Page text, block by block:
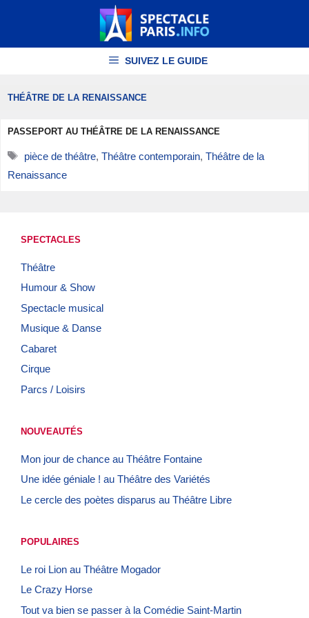
SUIVEZ LE GUIDE
THÉÂTRE DE LA RENAISSANCE
PASSEPORT AU THÉÂTRE DE LA RENAISSANCE
Étiquettes
pièce de théâtre, Théâtre contemporain, Théâtre de la
Renaissance
SPECTACLES
Théâtre
Humour & Show
Spectacle musical
Musique & Danse
Cabaret
Cirque
Parcs / Loisirs
NOUVEAUTÉS
Mon jour de chance au Théâtre Fontaine
Une idée géniale ! au Théâtre des Variétés
Le cercle des poètes disparus au Théâtre Libre
POPULAIRES
Le roi Lion au Théâtre Mogador
Le Crazy Horse
Tout va bien se passer à la Comédie Saint-Martin